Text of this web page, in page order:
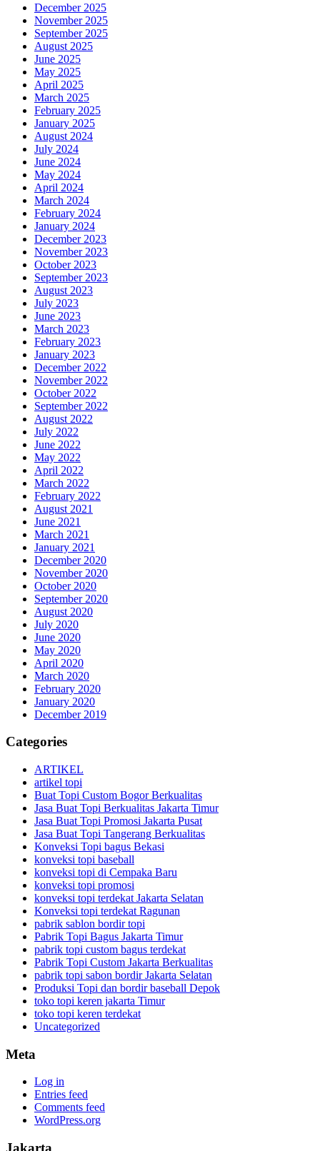
December 2025
November 2025
September 2025
August 2025
June 2025
May 2025
April 2025
March 2025
February 2025
January 2025
August 2024
July 2024
June 2024
May 2024
April 2024
March 2024
February 2024
January 2024
December 2023
November 2023
October 2023
September 2023
August 2023
July 2023
June 2023
March 2023
February 2023
January 2023
December 2022
November 2022
October 2022
September 2022
August 2022
July 2022
June 2022
May 2022
April 2022
March 2022
February 2022
August 2021
June 2021
March 2021
January 2021
December 2020
November 2020
October 2020
September 2020
August 2020
July 2020
June 2020
May 2020
April 2020
March 2020
February 2020
January 2020
December 2019
Categories
ARTIKEL
artikel topi
Buat Topi Custom Bogor Berkualitas
Jasa Buat Topi Berkualitas Jakarta Timur
Jasa Buat Topi Promosi Jakarta Pusat
Jasa Buat Topi Tangerang Berkualitas
Konveksi Topi bagus Bekasi
konveksi topi baseball
konveksi topi di Cempaka Baru
konveksi topi promosi
konveksi topi terdekat Jakarta Selatan
Konveksi topi terdekat Ragunan
pabrik sablon bordir topi
Pabrik Topi Bagus Jakarta Timur
pabrik topi custom bagus terdekat
Pabrik Topi Custom Jakarta Berkualitas
pabrik topi sabon bordir Jakarta Selatan
Produksi Topi dan bordir baseball Depok
toko topi keren jakarta Timur
toko topi keren terdekat
Uncategorized
Meta
Log in
Entries feed
Comments feed
WordPress.org
Jakarta